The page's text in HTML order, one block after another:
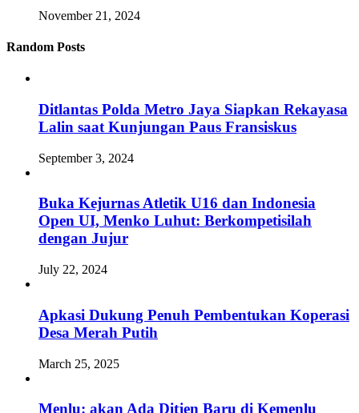
November 21, 2024
Random Posts
Ditlantas Polda Metro Jaya Siapkan Rekayasa
Lalin saat Kunjungan Paus Fransiskus
September 3, 2024
Buka Kejurnas Atletik U16 dan Indonesia
Open UI, Menko Luhut: Berkompetisilah
dengan Jujur
July 22, 2024
Apkasi Dukung Penuh Pembentukan Koperasi
Desa Merah Putih
March 25, 2025
Menlu: akan Ada Ditjen Baru di Kemenlu